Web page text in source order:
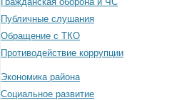
Публичные слушания
Обращение с ТКО
Противодействие коррупции
Экономика района
Социальное развитие